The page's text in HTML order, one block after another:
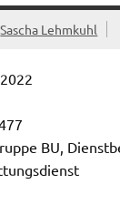
Sascha Lehmkuhl
BU,